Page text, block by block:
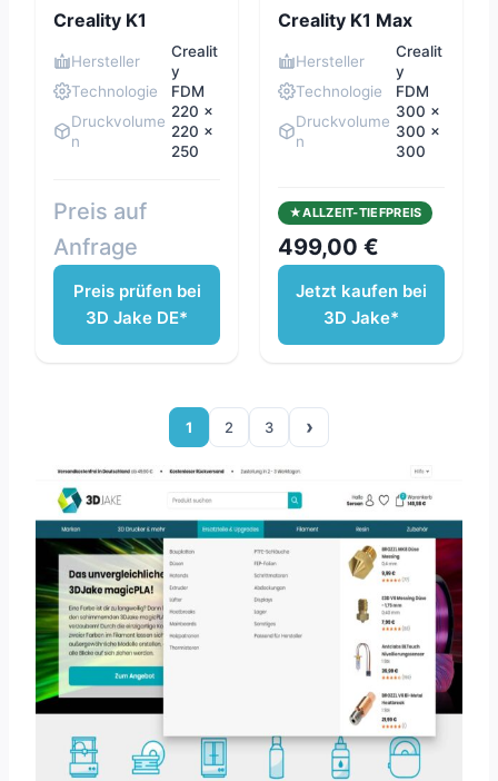
Creality K1
Hersteller
Crealit
y
Technologie
FDM
Druckvolume
n
220 x
220 x
250
Preis auf
Anfrage
Preis prüfen bei
3D Jake DE*
Creality K1 Max
Hersteller
Crealit
y
Technologie
FDM
Druckvolume
n
300 x
300 x
300
ALLZEIT-TIEFPREIS
499,00 €
Jetzt kaufen bei
3D Jake*
1 2 3 ›